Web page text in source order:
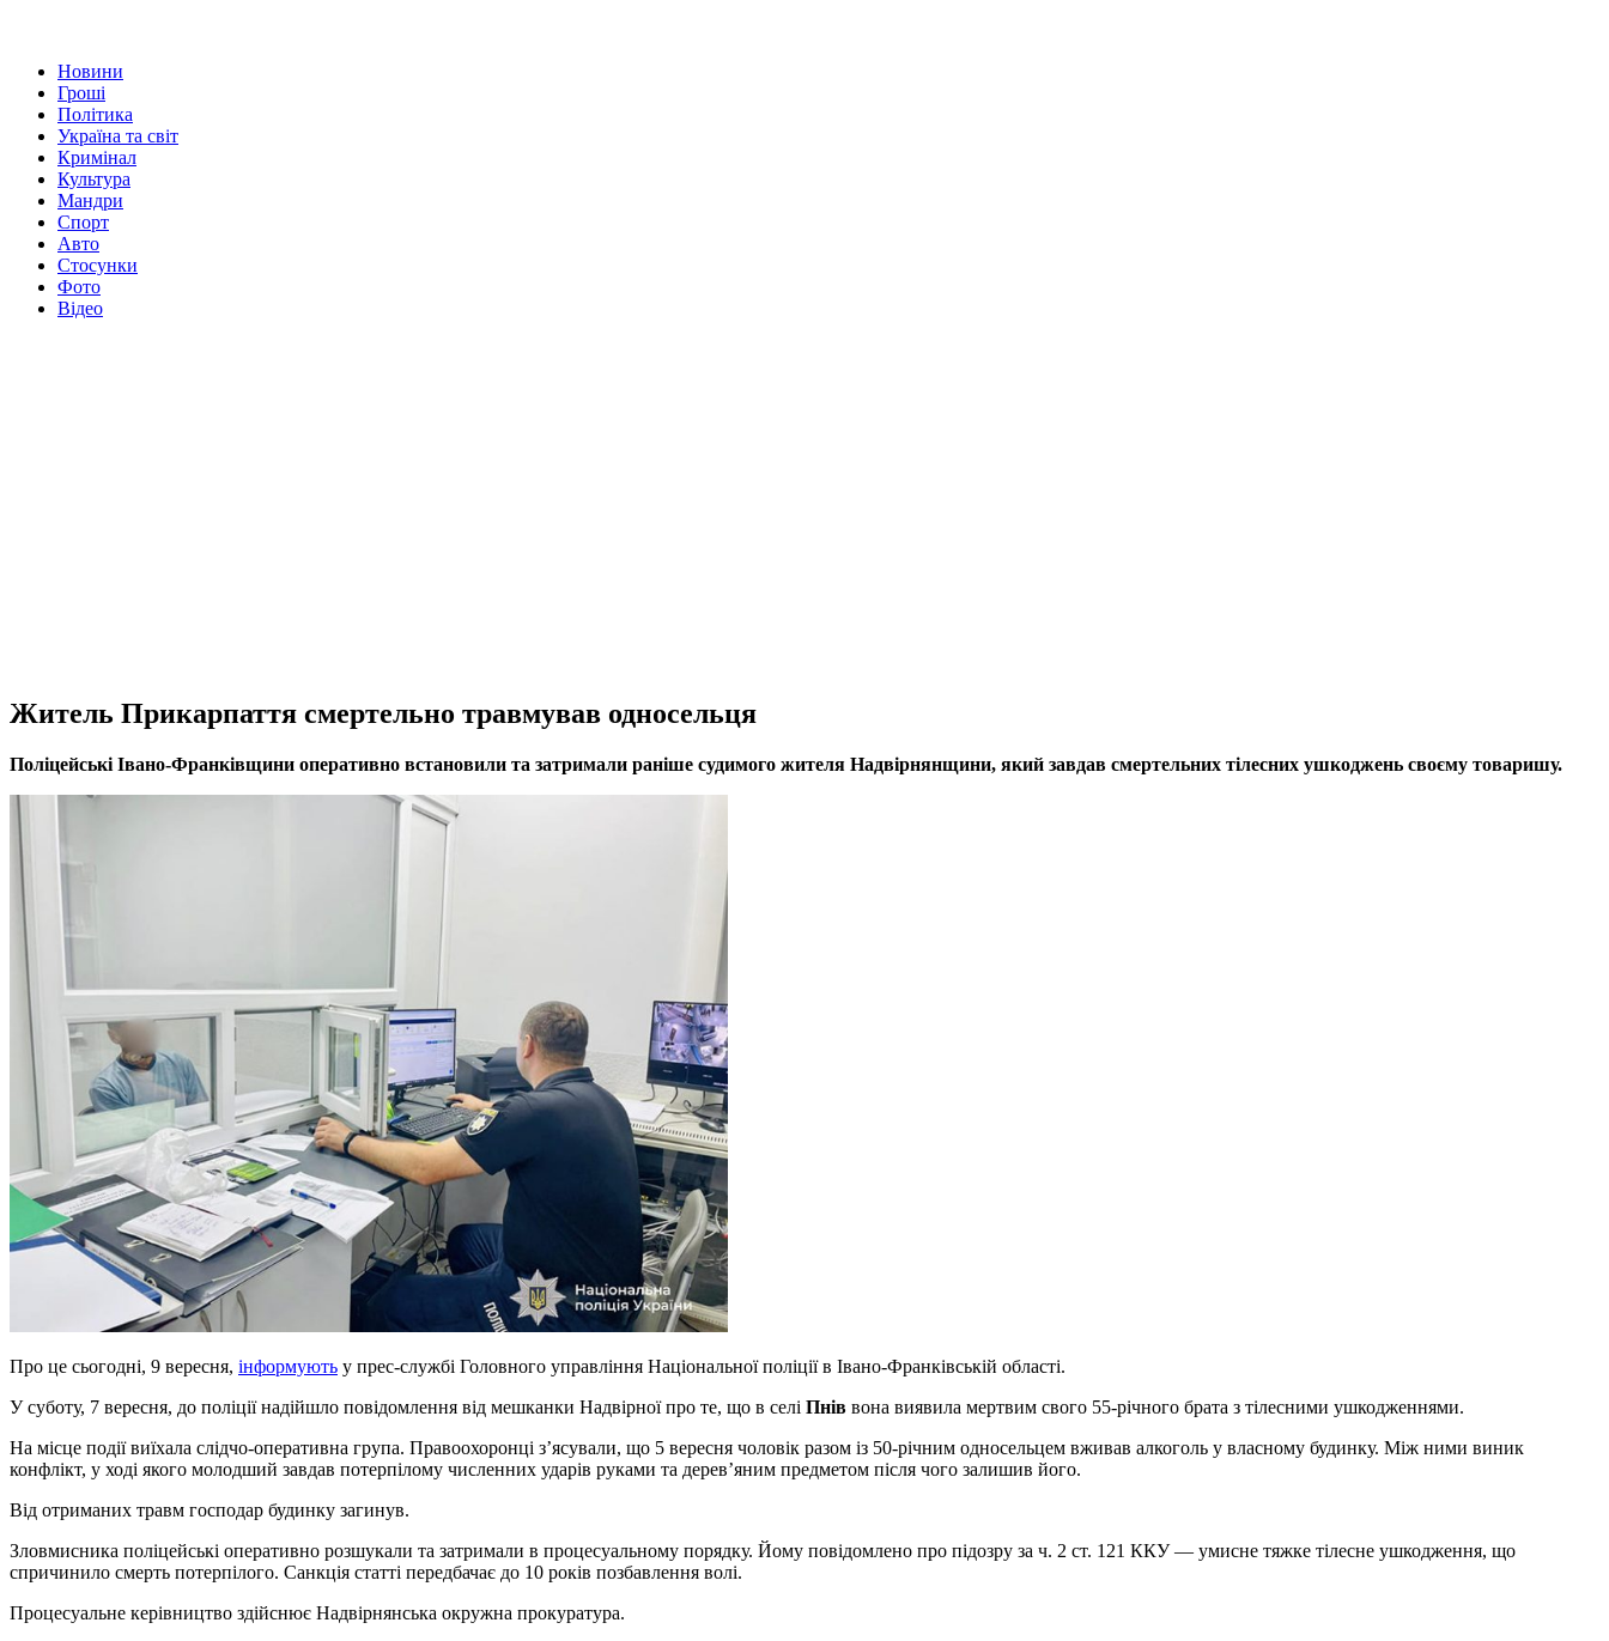
Новини
Гроші
Політика
Україна та світ
Кримінал
Культура
Мандри
Спорт
Авто
Стосунки
Фото
Відео
Житель Прикарпаття смертельно травмував односельця
Поліцейські Івано-Франківщини оперативно встановили та затримали раніше судимого жителя Надвірнянщини, який завдав смертельних тілесних ушкоджень своєму товаришу.
Про це сьогодні, 9 вересня, інформують у прес-службі Головного управління Національної поліції в Івано-Франківській області.
У суботу, 7 вересня, до поліції надійшло повідомлення від мешканки Надвірної про те, що в селі Пнів вона виявила мертвим свого 55-річного брата з тілесними ушкодженнями.
На місце події виїхала слідчо-оперативна група. Правоохоронці з’ясували, що 5 вересня чоловік разом із 50-річним односельцем вживав алкоголь у власному будинку. Між ними виник
конфлікт, у ході якого молодший завдав потерпілому численних ударів руками та дерев’яним предметом після чого залишив його.
Від отриманих травм господар будинку загинув.
Зловмисника поліцейські оперативно розшукали та затримали в процесуальному порядку. Йому повідомлено про підозру за ч. 2 ст. 121 ККУ — умисне тяжке тілесне ушкодження, що
спричинило смерть потерпілого. Санкція статті передбачає до 10 років позбавлення волі.
Процесуальне керівництво здійснює Надвірнянська окружна прокуратура.